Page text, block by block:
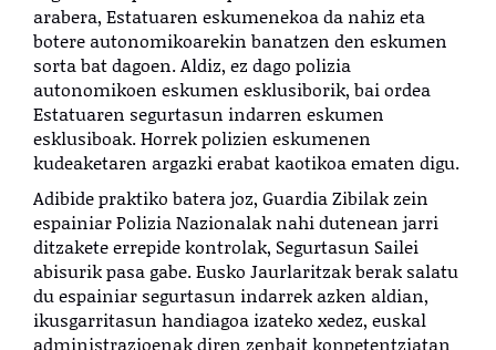
arabera, Estatuaren eskumenekoa da nahiz eta
botere autonomikoarekin banatzen den eskumen
sorta bat dagoen. Aldiz, ez dago polizia
autonomikoen eskumen esklusiborik, bai ordea
Estatuaren segurtasun indarren eskumen
esklusiboak. Horrek polizien eskumenen
kudeaketaren argazki erabat kaotikoa ematen digu.
Adibide praktiko batera joz, Guardia Zibilak zein
espainiar Polizia Nazionalak nahi dutenean jarri
ditzakete errepide kontrolak, Segurtasun Sailei
abisurik pasa gabe. Eusko Jaurlaritzak berak salatu
du espainiar segurtasun indarrek azken aldian,
ikusgarritasun handiagoa izateko xedez, euskal
administrazioenak diren zenbait konpetentziatan